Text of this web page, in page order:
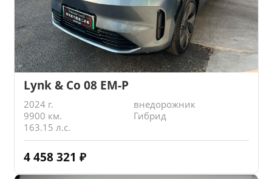
Lynk & Co 08 EM-P
2024 г.
внедорожник
9900 км.
Гибрид
163.15 л.с.
4 458 321 ₽